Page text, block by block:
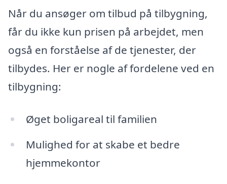
Når du ansøger om tilbud på tilbygning,
får du ikke kun prisen på arbejdet, men
også en forståelse af de tjenester, der
tilbydes. Her er nogle af fordelene ved en
tilbygning:
Øget boligareal til familien
Mulighed for at skabe et bedre
hjemmekontor